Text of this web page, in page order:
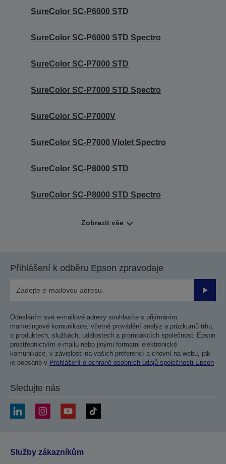
SureColor SC-P6000 STD
SureColor SC-P6000 STD Spectro
SureColor SC-P7000 STD
SureColor SC-P7000 STD Spectro
SureColor SC-P7000V
SureColor SC-P7000 Violet Spectro
SureColor SC-P8000 STD
SureColor SC-P8000 STD Spectro
Zobrazit vše
Přihlášení k odběru Epson zpravodaje
Odesláním své e-mailové adresy souhlasíte s přijímáním
marketingové komunikace, včetně provádění analýz a průzkumů trhu,
o produktech, službách, událostech a promoakcích společnosti Epson
prostřednictvím e-mailu nebo jinými formami elektronické
komunikace, v závislosti na vašich preferencí a chovní na webu, jak
je popsáno v Prohlášení o ochraně osobních údajů společnosti Epson
Sledujte nás
Služby zákazníkům